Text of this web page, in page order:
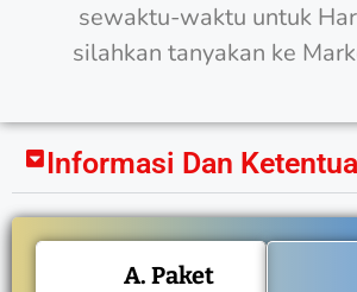
sewaktu-waktu untuk
silahkan tanyakan ke
Informasi Dan
A. Paket